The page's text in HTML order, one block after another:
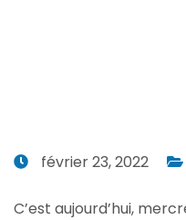
février 23, 2022
C’est aujourd’hui,